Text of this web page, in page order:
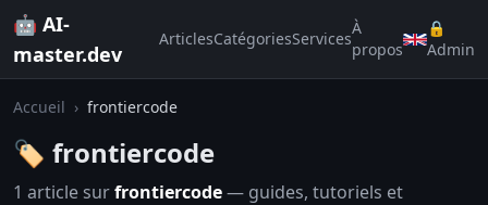
🤖 AI-
master.dev
ArticlesCatégoriesServices
À
propos
🔒
Admin
Accueil › frontiercode
🏷️ frontiercode
1 article surfrontiercode— guides, tutoriels et